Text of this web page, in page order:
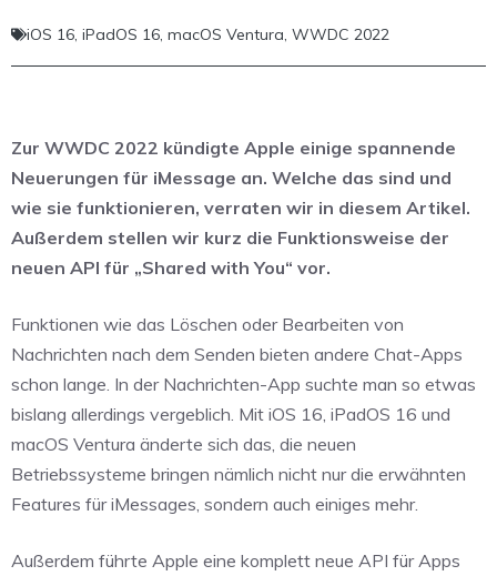
iOS 16, iPadOS 16, macOS Ventura, WWDC 2022
Zur WWDC 2022 kündigte Apple einige spannende
Neuerungen für iMessage an. Welche das sind und
wie sie funktionieren, verraten wir in diesem Artikel.
Außerdem stellen wir kurz die Funktionsweise der
neuen API für „Shared with You“ vor.
Funktionen wie das Löschen oder Bearbeiten von
Nachrichten nach dem Senden bieten andere Chat-Apps
schon lange. In der Nachrichten-App suchte man so etwas
bislang allerdings vergeblich. Mit iOS 16, iPadOS 16 und
macOS Ventura änderte sich das, die neuen
Betriebssysteme bringen nämlich nicht nur die erwähnten
Features für iMessages, sondern auch einiges mehr.
Außerdem führte Apple eine komplett neue API für Apps